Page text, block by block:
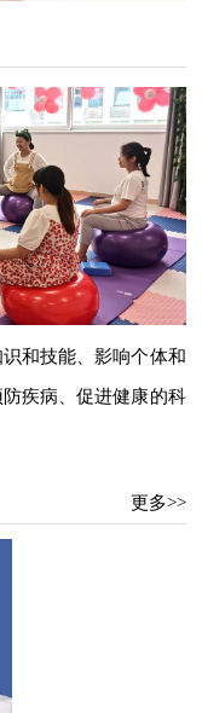
和技能、影响个体和
疾病、促进健康的科
、分娩期、产褥期、
一对一或者一对多的
更多>>